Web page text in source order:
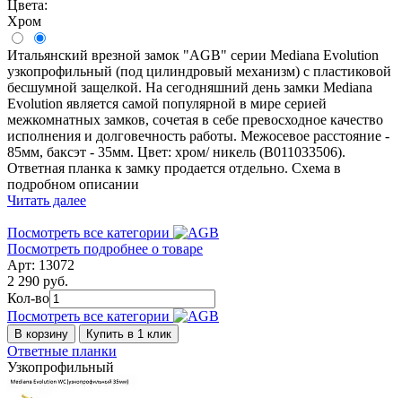
Цвета:
Хром
Итальянский врезной замок "AGB" серии Mediana Evolution
узкопрофильный (под цилиндровый механизм) с пластиковой
бесшумной защелкой. На сегодняшний день замки Mediana
Evolution является самой популярной в мире серией
межкомнатных замков, сочетая в себе превосходное качество
исполнения и долговечность работы. Межосевое расстояние -
85мм, баксэт - 35мм. Цвет: хром/ никель (B011033506).
Ответная планка к замку продается отдельно. Схема в
подробном описании
Читать далее
Посмотреть все категории
Посмотреть подробнее о товаре
Арт: 13072
2 290 руб.
Кол-во
Посмотреть все категории
В корзину Купить в 1 клик
Ответные планки
Узкопрофильный